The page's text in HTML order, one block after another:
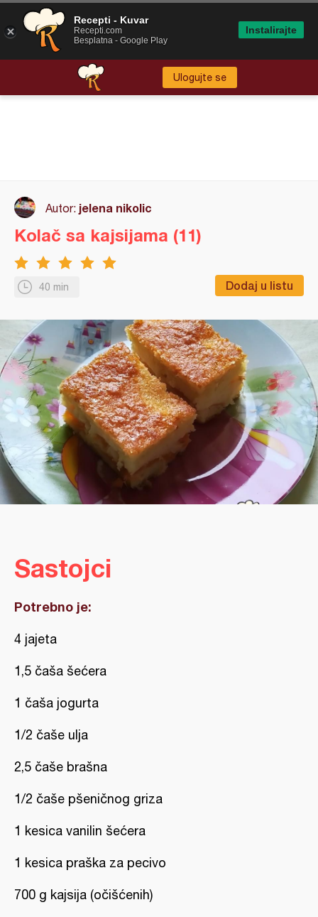
Ulogujte se
Autor: jelena nikolic
40 min Dodaj u listu
Kolač sa kajsijama (11)
Sastojci
Potrebno je:
4 jajeta
1,5 čaša šećera
1 čaša jogurta
1/2 čaše ulja
2,5 čaše brašna
1/2 čaše pšeničnog griza
1 kesica vanilin šećera
1 kesica praška za pecivo
700 g kajsija (očišćenih)
Recepti - Kuvar
Recepti.com
Besplatna - Google Play
Instalirajte